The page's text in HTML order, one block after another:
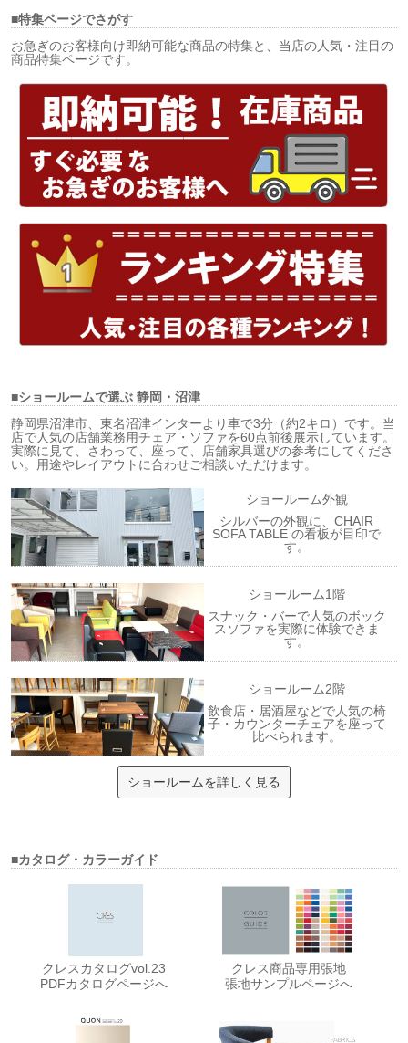
■特集ページでさがす
お急ぎのお客様向け即納可能な商品の特集と、当店の人気・注目の
商品特集ページです。
■ショールームで選ぶ静岡・沼津
静岡県沼津市、東名沼津インターより車で3分（約2キロ）です。当
店で人気の店舗業務用チェア・ソファを60点前後展示しています。
実際に見て、さわって、座って、店舗家具選びの参考にしてくださ
い。用途やレイアウトに合わせご相談いただけます。
ショールーム外観
シルバーの外観に、CHAIR
SOFA TABLE の看板が目印で
す。
ショールーム1階
スナック・バーで人気のボック
スソファを実際に体験できま
す。
ショールーム2階
飲食店・居酒屋などで人気の椅
子・カウンターチェアを座って
比べられます。
ショールームを詳しく見る
■カタログ・カラーガイド
クレスカタログvol.23
PDFカタログページへ
クレス商品専用張地
張地サンプルページへ